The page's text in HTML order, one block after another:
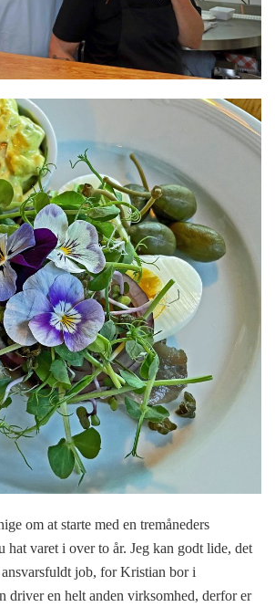
om at starte med en tremåneders
hat varet i over to år. Jeg kan godt lide, det
job, for Kristian bor i
driver en helt anden virksomhed, derfor er